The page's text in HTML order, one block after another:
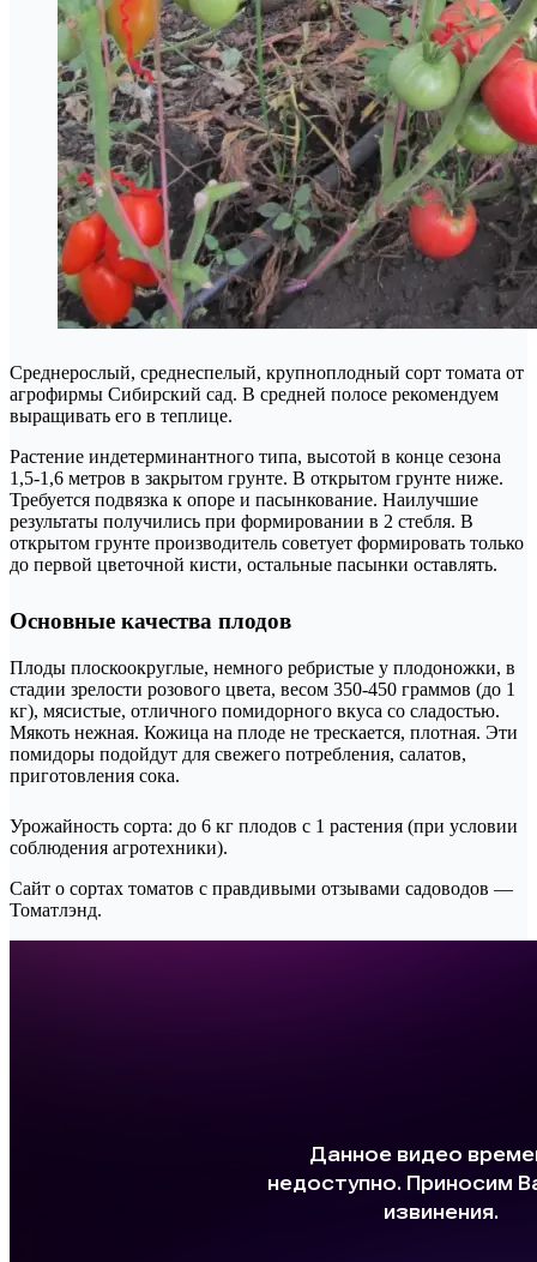
Среднерослый, среднеспелый, крупноплодный сорт томата от
агрофирмы Сибирский сад. В средней полосе рекомендуем
выращивать его в теплице.
Растение индетерминантного типа, высотой в конце сезона
1,5-1,6 метров в закрытом грунте. В открытом грунте ниже.
Требуется подвязка к опоре и пасынкование. Наилучшие
результаты получились при формировании в 2 стебля. В
открытом грунте производитель советует формировать только
до первой цветочной кисти, остальные пасынки оставлять.
Основные качества плодов
Плоды плоскоокруглые, немного ребристые у плодоножки, в
стадии зрелости розового цвета, весом 350-450 граммов (до 1
кг), мясистые, отличного помидорного вкуса со сладостью.
Мякоть нежная. Кожица на плоде не трескается, плотная. Эти
помидоры подойдут для свежего потребления, салатов,
приготовления сока.
Урожайность сорта: до 6 кг плодов с 1 растения (при условии
соблюдения агротехники).
Сайт о сортах томатов с правдивыми отзывами садоводов —
Томатлэнд.